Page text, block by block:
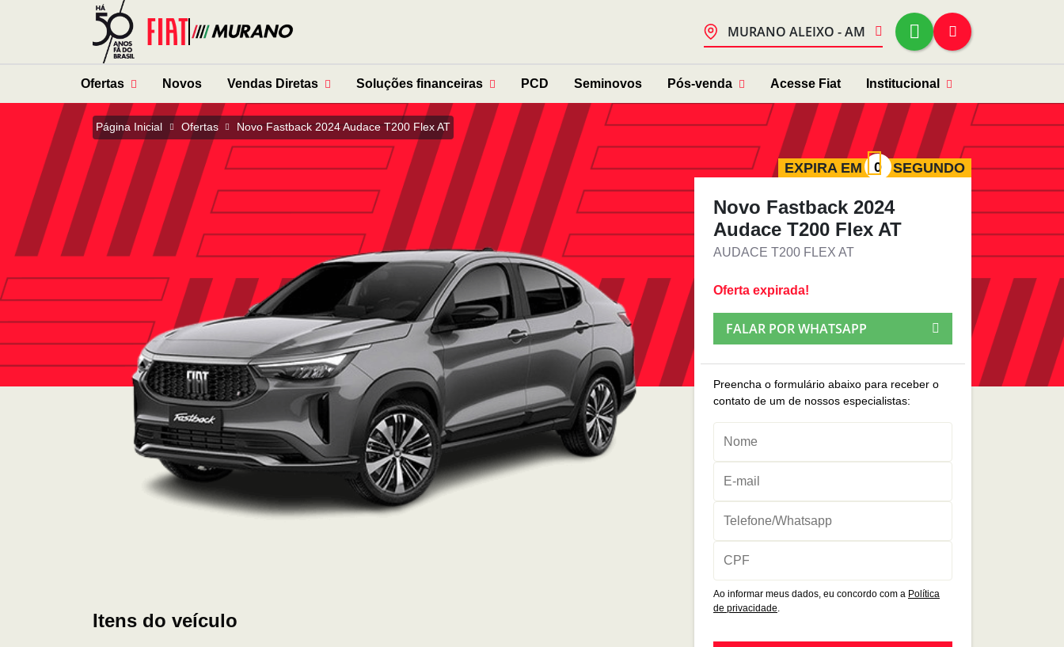
MURANO ALEIXO - AM
Ofertas Novos Vendas Diretas Soluções financeiras PCD Seminovos Pós-venda Acesse Fiat Institucional
Página Inicial Ofertas Novo Fastback 2024 Audace T200 Flex AT
Itens do veículo
EXPIRA EM SEGUNDO
Novo Fastback 2024
Audace T200 Flex AT
AUDACE T200 FLEX AT
Oferta expirada!
FALAR POR WHATSAPP
Preencha o formulário abaixo para receber o
contato de um de nossos especialistas:
Ao informar meus dados, eu concordo com a Política
de privacidade.